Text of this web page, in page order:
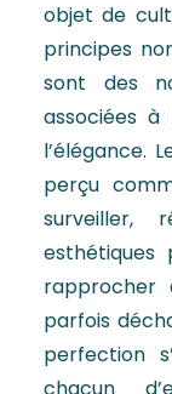
objet de
principes
sont des
associées
l’élégance.
perçu
surveiller,
rapprocher
parfois
perfection